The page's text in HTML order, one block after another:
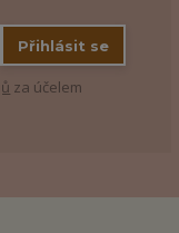
Přihlásit se
za účelem